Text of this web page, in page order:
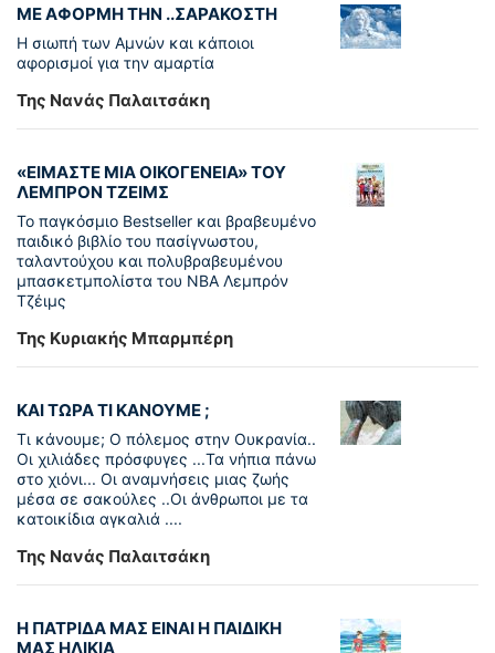
ΜΕ ΑΦΟΡΜΗ ΤΗΝ ..ΣΑΡΑΚΟΣΤΗ
Η σιωπή των Αμνών και κάποιοι
αφορισμοί για την αμαρτία
Της Νανάς Παλαιτσάκη
«ΕΙΜΑΣΤΕ ΜΙΑ ΟΙΚΟΓΕΝΕΙΑ» ΤΟΥ
ΛΕΜΠΡΟΝ ΤΖΕΙΜΣ
To παγκόσµιο Bestseller και βραβευµένο
παιδικό βιβλίο του πασίγνωστου,
ταλαντούχου και πολυβραβευµένου
µπασκετµπολίστα του NBA Λεµπρόν
Τζέιμς
Της Κυριακής Μπαρμπέρη
ΚΑΙ ΤΩΡΑ ΤΙ ΚΑΝΟΥΜΕ ;
Τι κάνουμε; Ο πόλεμος στην Ουκρανία..
Οι χιλιάδες πρόσφυγες ...Τα νήπια πάνω
στο χιόνι... Οι αναμνήσεις μιας ζωής
μέσα σε σακούλες ..Οι άνθρωποι με τα
κατοικίδια αγκαλιά ....
Της Νανάς Παλαιτσάκη
Η ΠΑΤΡΙΔΑ ΜΑΣ ΕΙΝΑΙ Η ΠΑΙΔΙΚΗ
ΜΑΣ ΗΛΙΚΙΑ